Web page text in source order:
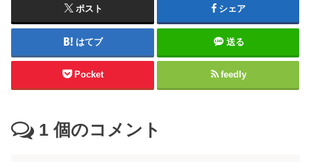
ポスト シェア
はてブ 送る
Pocket feedly
1 個のコメント